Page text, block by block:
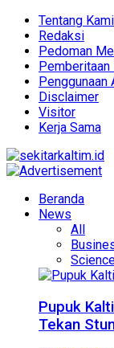
Tentang Kami
Redaksi
Pedoman
Pemberitaan
Penggunaan
Disclaimer
Visitor
Kerja Sama
Beranda
News
All
Pupuk
Tekan